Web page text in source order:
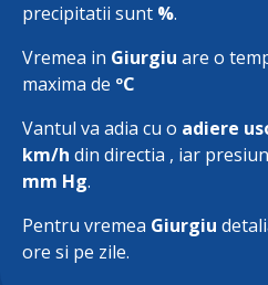
precipitatii sunt %.
Vremea in Giurgiu are o
maxima de ºC
Vantul va adia cu o adiere
km/h din directia , iar
mm Hg.
Pentru vremea Giurgiu
ore si pe zile.